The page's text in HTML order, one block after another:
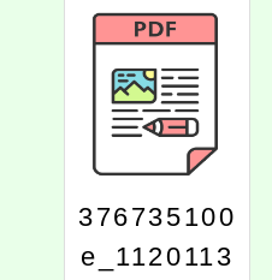
376735100
e_1120113